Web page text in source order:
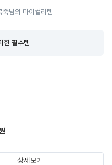
죽님의 마이컬리템
한 필수템
상세보기